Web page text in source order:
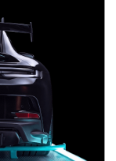
[05]
[06]